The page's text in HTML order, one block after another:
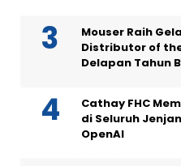
Mouser Raih
Distributor of
Delapan Tahun
Cathay FHC
di Seluruh
OpenAI